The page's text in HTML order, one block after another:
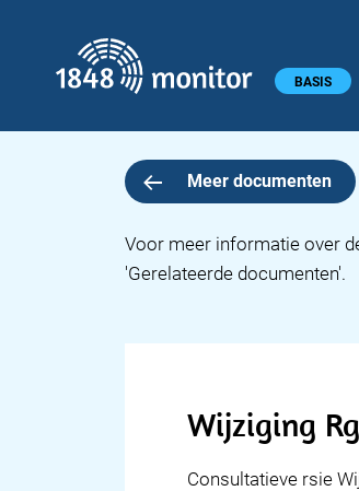
Hoofdmenu BASIS
Meer documenten
Voor meer informatie over
'Gerelateerde documenten'.
Wijziging
Consultatieve rsie